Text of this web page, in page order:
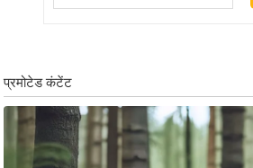
ड
फि
ल्म